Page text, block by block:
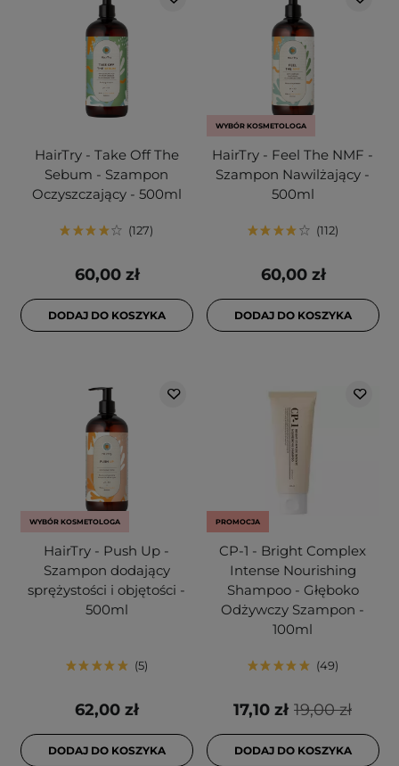
HairTry - Take Off The
Sebum - Szampon
Oczyszczający - 500ml
127
60,00 zł
DODAJ DO KOSZYKA
WYBÓR KOSMETOLOGA
HairTry - Feel The NMF -
Szampon Nawilżający -
500ml
112
60,00 zł
DODAJ DO KOSZYKA
WYBÓR KOSMETOLOGA
HairTry - Push Up -
Szampon dodający
sprężystości i objętości -
500ml
5
62,00 zł
DODAJ DO KOSZYKA
PROMOCJA
CP-1 - Bright Complex
Intense Nourishing
Shampoo - Głęboko
Odżywczy Szampon -
100ml
49
19,00 zł
17,10 zł
DODAJ DO KOSZYKA